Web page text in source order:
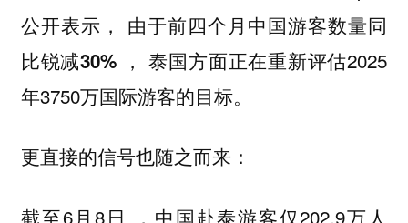
公开表示， 由于前四个月中国游客数量同
比锐减30% ， 泰国方面正在重新评估2025
年3750万国际游客的目标。
更直接的信号也随之而来：
截至6月8日 ，中国赴泰游客仅202.9万人